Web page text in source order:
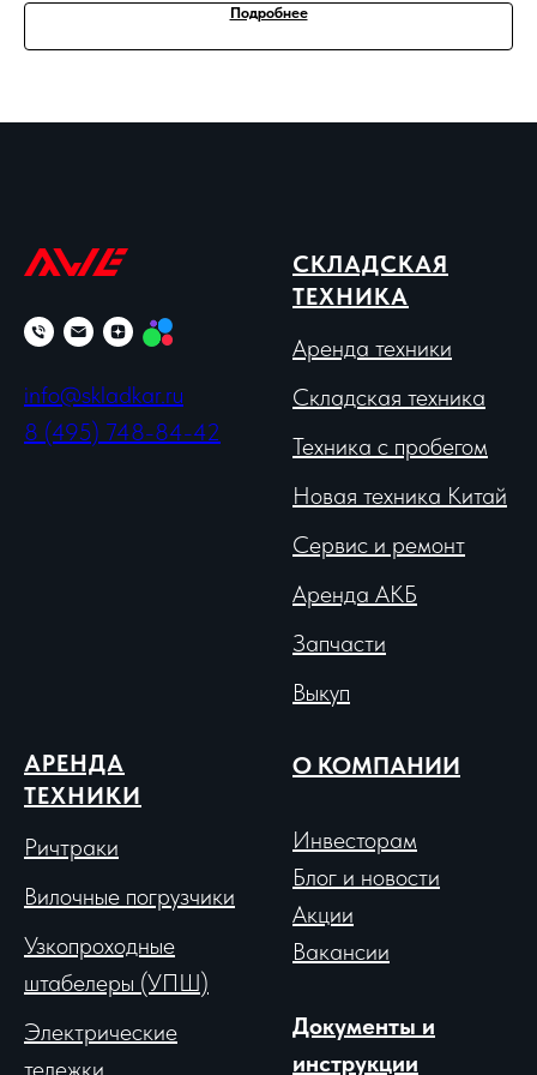
Подробнее
info@skladkar.ru
8 (495) 748-84-42
СКЛАДСКАЯ
ТЕХНИКА
Аренда техники
Складская техника
Техника с пробегом
Новая техника Китай
Сервис и ремонт
Аренда АКБ
Запчасти
Выкуп
АРЕНДА
ТЕХНИКИ
Ричтраки
Вилочные погрузчики
Узкопроходные
штабелеры (УПШ)
Электрические
О КОМПАНИИ
Инвесторам
Блог и новости
Акции
Вакансии
Документы и
инструкции